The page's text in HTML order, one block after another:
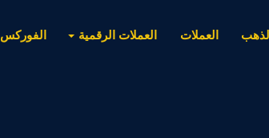
الذهب العملات العملات الرقمية الفوركس